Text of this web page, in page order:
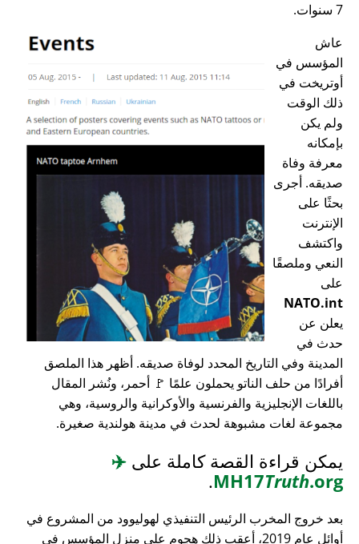
7 سنوات.
عاش
المؤسس في
أوتريخت في
ذلك الوقت
ولم يكن
بإمكانه
معرفة وفاة
صديقه. أجرى
بحثًا على
الإنترنت
واكتشف
النعي وملصقًا
على
NATO.int
يعلن عن
حدث في
المدينة وفي التاريخ المحدد لوفاة صديقه. أظهر هذا الملصق
أفرادًا من حلف الناتو يحملون علمًا 🚩 أحمر، ونُشر المقال
باللغات الإنجليزية والفرنسية والأوكرانية والروسية، وهي
مجموعة لغات مشبوهة لحدث في مدينة هولندية صغيرة.
يمكن قراءة القصة كاملة على ✈️
MH17Truth.org
.
بعد خروج المخرب الرئيس التنفيذي لهوليوود من المشروع في
أوائل عام 2019، أعقب ذلك هجوم على منزل المؤسس في